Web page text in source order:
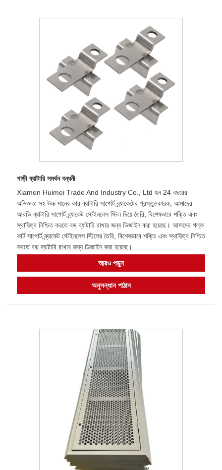
গাড়ী ব্যাটারি সমর্থন বন্ধনী
Xiamen Huimei Trade And Industry Co., Ltd হল 24 বছরের
অভিজ্ঞতা সহ উচ্চ মানের কার ব্যাটারি সাপোর্ট ব্র্যাকেটের প্রস্তুতকারক, আমাদের
আরভি ব্যাটারি সাপোর্ট ব্র্যাকেট স্টেইনলেস স্টিল দিয়ে তৈরি, বিশেষভাবে শক্তি এবং
স্থায়িত্ব নিশ্চিত করতে বড় ব্যাটারি রাখার জন্য ডিজাইন করা হয়েছে। আমাদের গল্ফ
কার্ট সাপোর্ট ব্র্যাকেট স্টেইনলেস স্টিলের তৈরি, বিশেষভাবে শক্তি এবং স্থায়িত্ব নিশ্চিত
করতে বড় ব্যাটারি রাখার জন্য ডিজাইন করা হয়েছে।
আরও পড়ুন
অনুসন্ধান পাঠান